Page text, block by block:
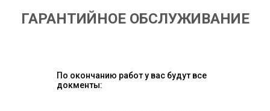
ГАРАНТИЙНОЕ ОБСЛУЖИВАНИЕ
По окончанию работ у вас будут все
докменты: